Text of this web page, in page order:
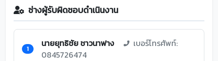
ช่างผู้รับผิดชอบดำเนินงาน
1 นายยุทธิชัย ชาวนาฟาง
เบอร์โทรศัพท์:
0845726474